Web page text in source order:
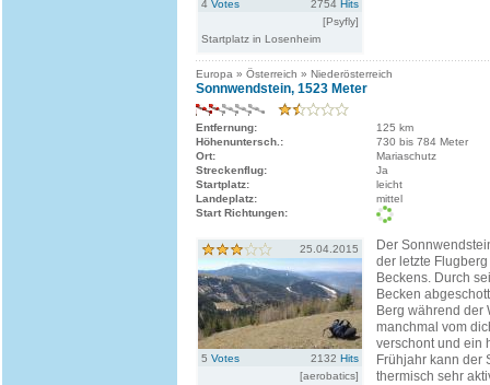
4 Votes 2754 Hits
[Psyfly]
Startplatz in Losenheim
Europa » Österreich » Niederösterreich
Sonnwendstein, 1523 Meter
Entfernung:
125 km
Höhenuntersch.:
730 bis 784 Meter
Ort:
Mariaschutz
Streckenflug:
Ja
Startplatz:
leicht
Landeplatz:
mittel
Start Richtungen:
25.04.2015
5 Votes 2132 Hits
[aerobatics]
Der
der letzte
Beckens. Durch
Becken
Berg während der
manchmal vom
verschont und ein
Frühjahr kann der
thermisch sehr